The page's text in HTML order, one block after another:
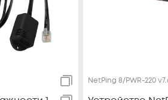
NetPing 8/PWR-220